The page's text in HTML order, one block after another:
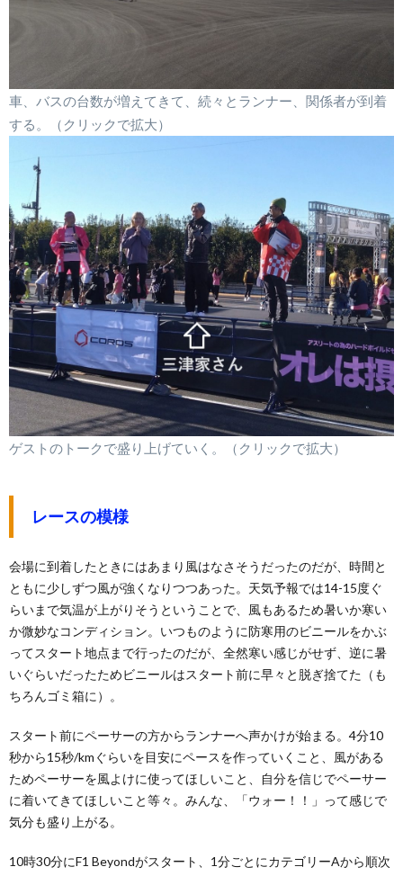
車、バスの台数が増えてきて、続々とランナー、関係者が到着
する。（クリックで拡大）
ゲストのトークで盛り上げていく。（クリックで拡大）
レースの模様
会場に到着したときにはあまり風はなさそうだったのだが、時間と
ともに少しずつ風が強くなりつつあった。天気予報では14-15度ぐ
らいまで気温が上がりそうということで、風もあるため暑いか寒い
か微妙なコンディション。いつものように防寒用のビニールをかぶ
ってスタート地点まで行ったのだが、全然寒い感じがせず、逆に暑
いぐらいだったためビニールはスタート前に早々と脱ぎ捨てた（も
ちろんゴミ箱に）。
スタート前にペーサーの方からランナーへ声かけが始まる。4分10
秒から15秒/kmぐらいを目安にペースを作っていくこと、風がある
ためペーサーを風よけに使ってほしいこと、自分を信じでペーサー
に着いてきてほしいこと等々。みんな、「ウォー！！」って感じで
気分も盛り上がる。
10時30分にF1 Beyondがスタート、1分ごとにカテゴリーAから順次